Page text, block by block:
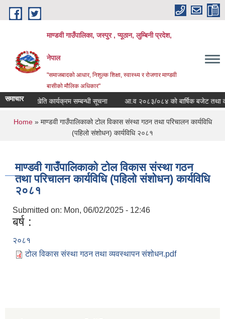
Skip to main content
माण्डवी गाउँपालिका, जस्पुर , प्यूठान, लुम्बिनी प्रदेश,
नेपाल
"समाजबादको आधार, निशुल्क शिक्षा, स्वास्थ्य र रोजगार माण्डवी
बासीको मौलिक अधिकार"
समाचार
पुष्प खेति कार्यक्रम सम्बन्धी सूचना आ.व २०८३/०८४ को बार्षिक बजेट तथा
You are here
Home» माण्डवी गाउँपालिकाको टोल विकास संस्था गठन तथा परिचालन कार्यविधि
(पहिलो संशोधन) कार्यविधि २०८१
माण्डवी गाउँपालिकाको टोल विकास संस्था गठन
तथा परिचालन कार्यविधि (पहिलो संशोधन) कार्यविधि
२०८१
Submitted on: Mon, 06/02/2025 - 12:46
बर्ष :
२०८१
टोल विकास संस्था गठन तथा व्यवस्थापन संशोधन.pdf